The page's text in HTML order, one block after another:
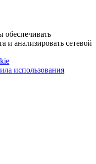
и анализировать сетевой
использования